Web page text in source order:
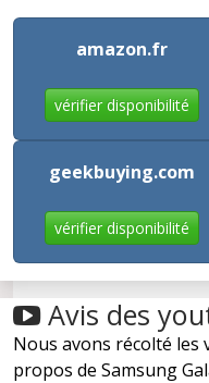
amazon.fr
vérifier disponibilité
geekbuying.com
vérifier disponibilité
Avis des
Nous avons récolté les
propos de Samsung